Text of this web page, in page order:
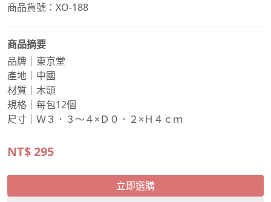
商品貨號：XO-188
商品摘要
品牌｜東京堂
產地｜中國
材質｜木頭
規格｜每包12個
尺寸｜Ｗ３．３～４×Ｄ０．２×Ｈ４ｃｍ
NT$295
立即選購